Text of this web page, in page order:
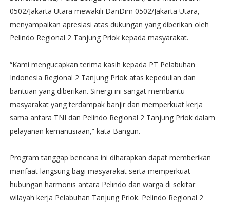
0502/Jakarta Utara mewakili DanDim 0502/Jakarta Utara,
menyampaikan apresiasi atas dukungan yang diberikan oleh
Pelindo Regional 2 Tanjung Priok kepada masyarakat.
“Kami mengucapkan terima kasih kepada PT Pelabuhan
Indonesia Regional 2 Tanjung Priok atas kepedulian dan
bantuan yang diberikan. Sinergi ini sangat membantu
masyarakat yang terdampak banjir dan memperkuat kerja
sama antara TNI dan Pelindo Regional 2 Tanjung Priok dalam
pelayanan kemanusiaan,” kata Bangun.
Program tanggap bencana ini diharapkan dapat memberikan
manfaat langsung bagi masyarakat serta memperkuat
hubungan harmonis antara Pelindo dan warga di sekitar
wilayah kerja Pelabuhan Tanjung Priok. Pelindo Regional 2